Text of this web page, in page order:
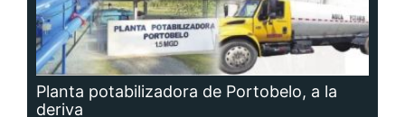
Planta potabilizadora de Portobelo, a la
deriva